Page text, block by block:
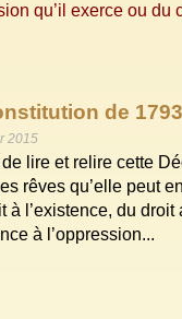
qu’il exerce ou du
de 1793
2015
de lire et relire cette
rêves qu’elle peut
à l’existence, du
à l’oppression...